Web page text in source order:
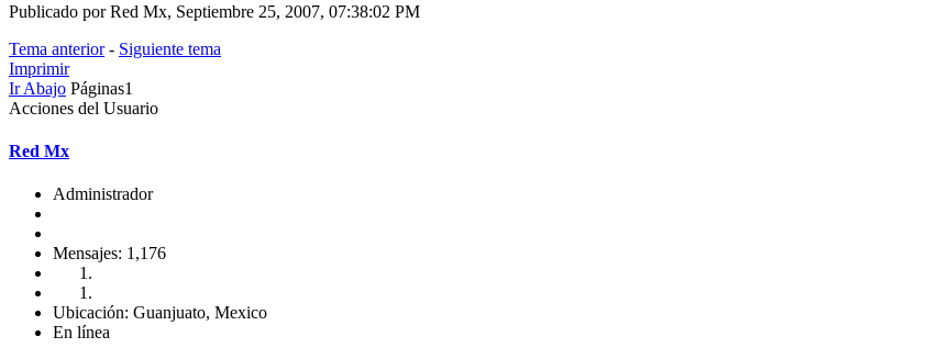
Publicado por Red Mx, Septiembre 25, 2007, 07:38:02 PM
Tema anterior- Siguiente tema
Imprimir
Ir Abajo Páginas1
Acciones del Usuario
Red Mx
Administrador
Mensajes: 1,176
Ubicación: Guanjuato, Mexico
En línea